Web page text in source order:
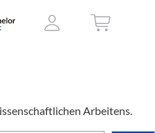
Arbeitens.